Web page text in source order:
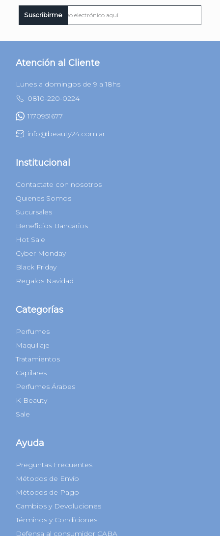
Suscribirme
Atención al Cliente
Lunes a domingos de 9 a 18hs
0810-220-0224
1170951677
info@beauty24.com.ar
Institucional
Contactate con nosotros
Quienes Somos
Sucursales
Beneficios Bancarios
Hot Sale
Cyber Monday
Black Friday
Regalos Navidad
Categorías
Perfumes
Maquillaje
Tratamientos
Capilares
Perfumes Árabes
K-Beauty
Sale
Ayuda
Preguntas Frecuentes
Métodos de Envío
Métodos de Pago
Cambios y Devoluciones
Términos y Condiciones
Defensa al consumidor CABA